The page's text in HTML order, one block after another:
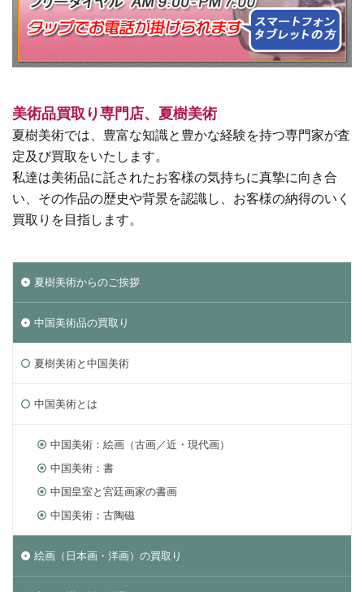
美術品買取り専門店、夏樹美術
夏樹美術では、豊富な知識と豊かな経験を持つ専門家が査
定及び買取をいたします。
私達は美術品に託されたお客様の気持ちに真摯に向き合
い、その作品の歴史や背景を認識し、お客様の納得のいく
買取りを目指します。
夏樹美術からのご挨拶
中国美術品の買取り
夏樹美術と中国美術
中国美術とは
中国美術：絵画（古画／近・現代画）
中国美術：書
中国皇室と宮廷画家の書画
中国美術：古陶磁
絵画（日本画・洋画）の買取り